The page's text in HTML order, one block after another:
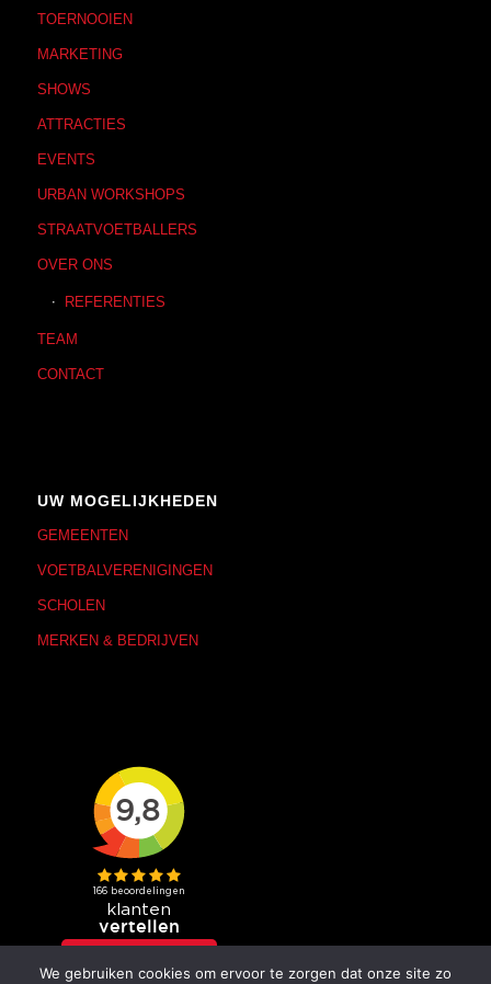
TOERNOOIEN
MARKETING
SHOWS
ATTRACTIES
EVENTS
URBAN WORKSHOPS
STRAATVOETBALLERS
OVER ONS
REFERENTIES
TEAM
CONTACT
UW MOGELIJKHEDEN
GEMEENTEN
VOETBALVERENIGINGEN
SCHOLEN
MERKEN & BEDRIJVEN
We gebruiken cookies om ervoor te zorgen dat onze site zo